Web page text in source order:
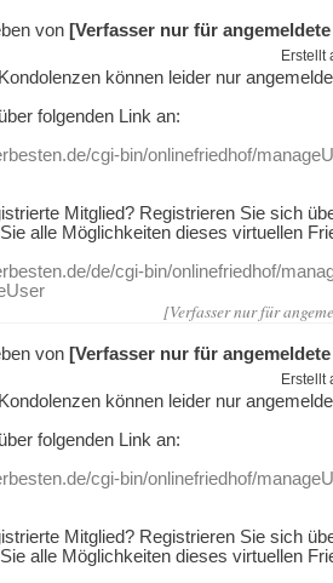
von [Verfasser nur für
Erstellt
können leider nur
folgenden Link an:
cgi-bin/onlinefriedhof/
Mitglied? Registrieren Sie sich
alle Möglichkeiten dieses virtuellen
de/cgi-bin/onlinefriedhof/
[Verfasser nur für
von [Verfasser nur für
Erstellt
können leider nur
folgenden Link an:
cgi-bin/onlinefriedhof/
Mitglied? Registrieren Sie sich
alle Möglichkeiten dieses virtuellen